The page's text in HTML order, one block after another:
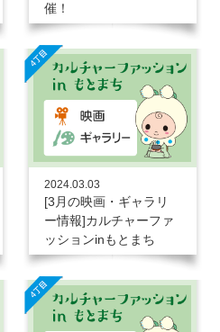
催！
2024.03.03
[3月の映画・ギャラリ
ー情報]カルチャーファ
ッションinもとまち